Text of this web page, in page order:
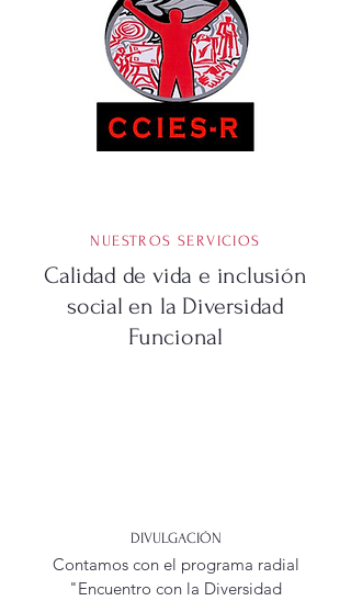
NUESTROS SERVICIOS
Calidad de vida e inclusión
social en la Diversidad
Funcional
DIVULGACIÓN
Contamos con el programa radial
"Encuentro con la Diversidad